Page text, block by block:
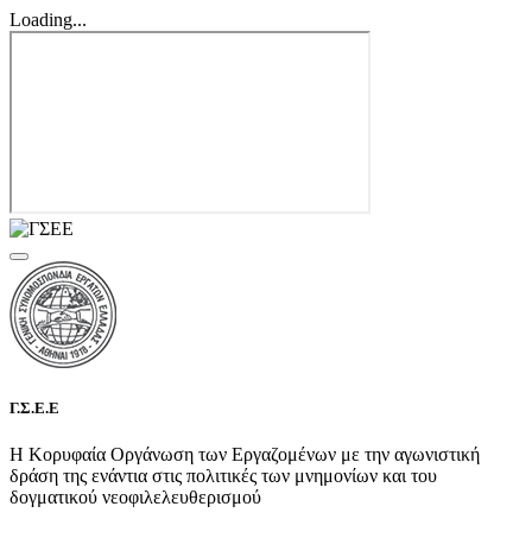
Loading...
Γ.Σ.Ε.Ε
Η Κορυφαία Οργάνωση των Εργαζομένων με την αγωνιστική
δράση της ενάντια στις πολιτικές των μνημονίων και του
δογματικού νεοφιλελευθερισμού